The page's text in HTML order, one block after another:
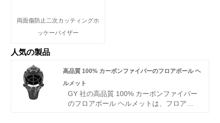
両面傷防止二次カッティングホ
ッケーバイザー
人気の製品
高品質 100% カーボンファイバーのフロアボール ヘ
ルメット
GY 社の高品質 100% カーボンファイバー
のフロアボール ヘルメットは、フロアボ